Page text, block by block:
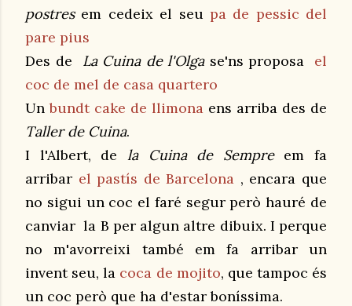
postresem cedeix el seu pa de pessic del
pare pius
Des de La Cuina de l'Olgase'ns proposa el
coc de mel de casa quartero
Unbundt cake de llimona ens arriba des de
Taller de Cuina.
I l'Albert, de la Cuina de Sempreem fa
arribar el pastís de Barcelona , encara que
no sigui un coc el faré segur però hauré de
canviar la B per algun altre dibuix. I perque
no m'avorreixi també em fa arribar un
invent seu, la coca de mojito, que tampoc és
un coc però que ha d'estar boníssima.